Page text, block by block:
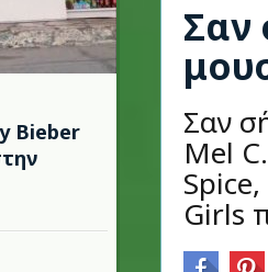
Bieber
Σαν
Σαν
Mel
Girls